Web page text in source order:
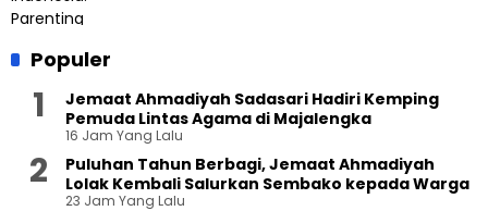
Populer
Jemaat Ahmadiyah Sadasari Hadiri Kemping
Pemuda Lintas Agama di Majalengka
16 Jam Yang Lalu
Puluhan Tahun Berbagi, Jemaat Ahmadiyah
Lolak Kembali Salurkan Sembako kepada Warga
23 Jam Yang Lalu